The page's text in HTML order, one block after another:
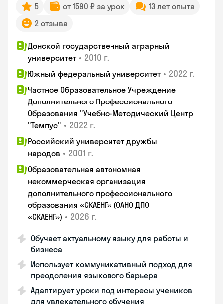
5 от 1590 ₽ за урок
13 лет опыта
2 отзыва
Донской государственный аграрный
университет • 2010 г.
Южный федеральный университет • 2022 г.
Частное Образовательное Учреждение
Дополнительного Профессионального
Образования "Учебно-Методический Центр
"Темпус" • 2022 г.
Российский университет дружбы
народов • 2001 г.
Образовательная автономная
некоммерческая организация
дополнительного профессионального
образования «СКАЕНГ» (ОАНО ДПО
«СКАЕНГ») • 2026 г.
Обучает актуальному языку для работы и
бизнеса
Использует коммуникативный подход для
преодоления языкового барьера
Адаптирует уроки под интересы учеников
для увлекательного обучения